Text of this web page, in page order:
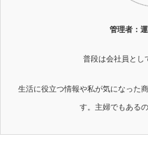
管理者：
普段は会社員とし
生活に役立つ情報や私が気になった
す。主婦でもある